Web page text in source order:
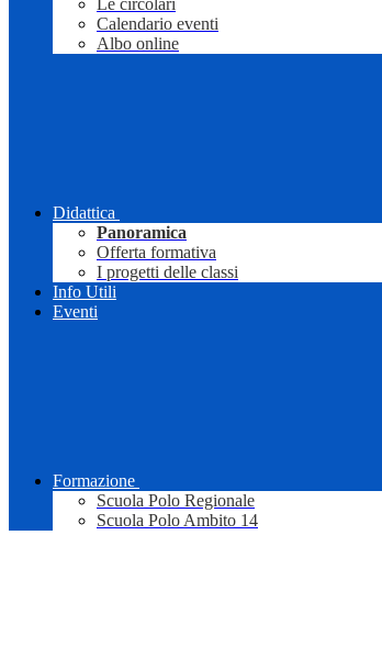
Le circolari
Calendario eventi
Albo online
Didattica
Panoramica
Offerta formativa
I progetti delle classi
Info Utili
Eventi
Formazione
Scuola Polo Regionale
Scuola Polo Ambito 14